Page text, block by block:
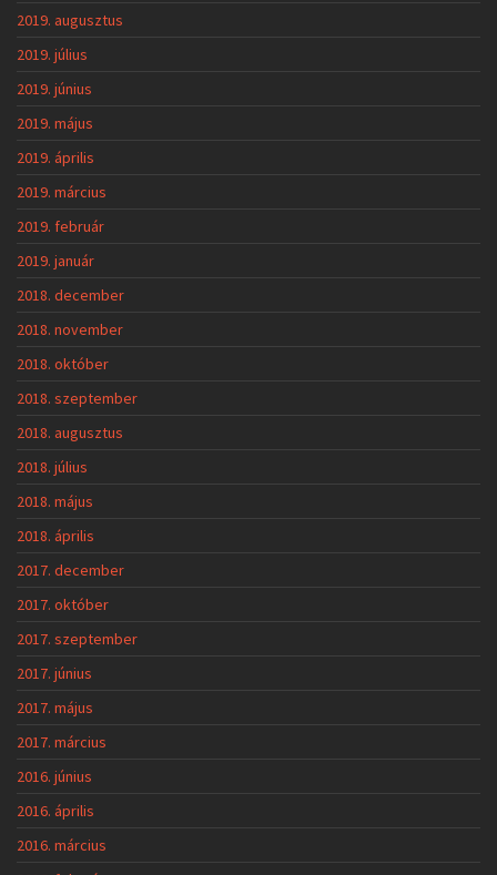
2019. augusztus
2019. július
2019. június
2019. május
2019. április
2019. március
2019. február
2019. január
2018. december
2018. november
2018. október
2018. szeptember
2018. augusztus
2018. július
2018. május
2018. április
2017. december
2017. október
2017. szeptember
2017. június
2017. május
2017. március
2016. június
2016. április
2016. március